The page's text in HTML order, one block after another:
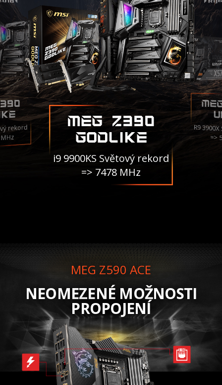
MEG Z390
GODLIKE
i9 9900KS Světový rekord
=> 7478 MHz
R9
=>
rekord
MEG Z590 ACE
NEOMEZENÉ MOŽNOSTI
PROPOJENÍ